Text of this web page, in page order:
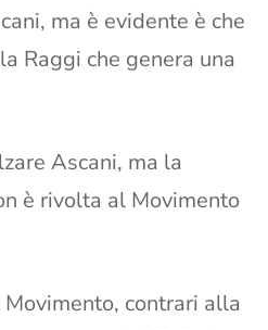
ma è evidente è che
Raggi che genera una
Ascani, ma la
è rivolta al Movimento
contrari alla